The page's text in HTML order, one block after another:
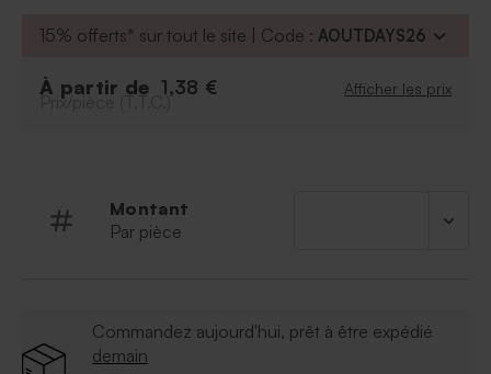
pour concevoir un faire part 100% personnalisé.
couleurs seront votre choix. Cette carte est également
15% offerts* sur tout le site | Code : AOUTDAYS26
À partir de 1,38 € Afficher les prix
Prix/pièce (T.T.C.)
Montant
Par pièce
Commandez aujourd'hui, prêt à être expédié
demain